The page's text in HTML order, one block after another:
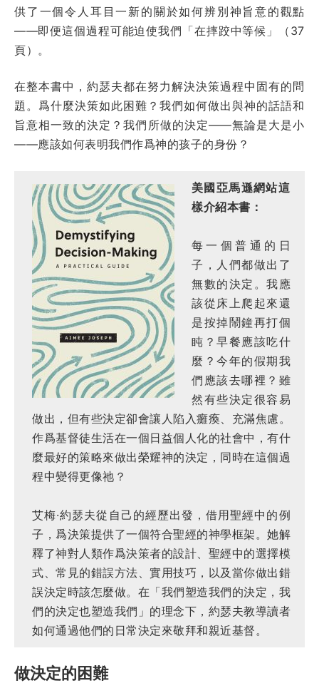
供了一個令人耳目一新的關於如何辨別神旨意的觀點
——即便這個過程可能迫使我們「在摔跤中等候」（37
頁）。
在整本書中，約瑟夫都在努力解決決策過程中固有的問
題。爲什麼決策如此困難？我們如何做出與神的話語和
旨意相一致的決定？我們所做的決定——無論是大是小
——應該如何表明我們作爲神的孩子的身份？
美國亞馬遜網站這
樣介紹本書：
每一個普通的日
子，人們都做出了
無數的決定。我應
該從床上爬起來還
是按掉鬧鐘再打個
盹？早餐應該吃什
麼？今年的假期我
們應該去哪裡？雖
然有些決定很容易
做出，但有些決定卻會讓人陷入癱瘓、充滿焦慮。
作爲基督徒生活在一個日益個人化的社會中，有什
麼最好的策略來做出榮耀神的決定，同時在這個過
程中變得更像祂？
艾梅·約瑟夫從自己的經歷出發，借用聖經中的例
子，爲決策提供了一個符合聖經的神學框架。她解
釋了神對人類作爲決策者的設計、聖經中的選擇模
式、常見的錯誤方法、實用技巧，以及當你做出錯
誤決定時該怎麼做。在「我們塑造我們的決定，我
們的決定也塑造我們」的理念下，約瑟夫教導讀者
如何通過他們的日常決定來敬拜和親近基督。
做決定的困難